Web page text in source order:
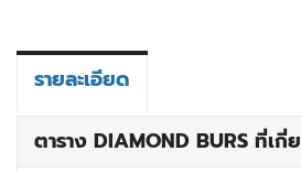
รายละเอียด
ตาราง DIAMOND BURS ที่เกี่